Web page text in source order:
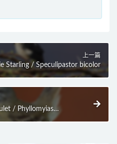
上一篇
Starling / Speculipastor bicolor
/ Phyllomyias